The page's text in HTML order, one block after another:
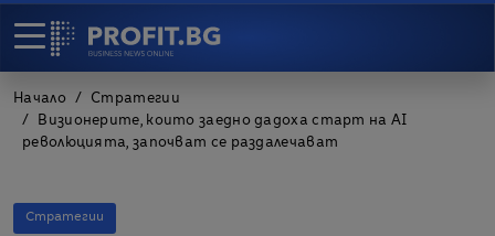
Начало
Стратегии
Визионерите, които заедно дадоха старт на AI
революцията, започват се раздалечават
Стратегии